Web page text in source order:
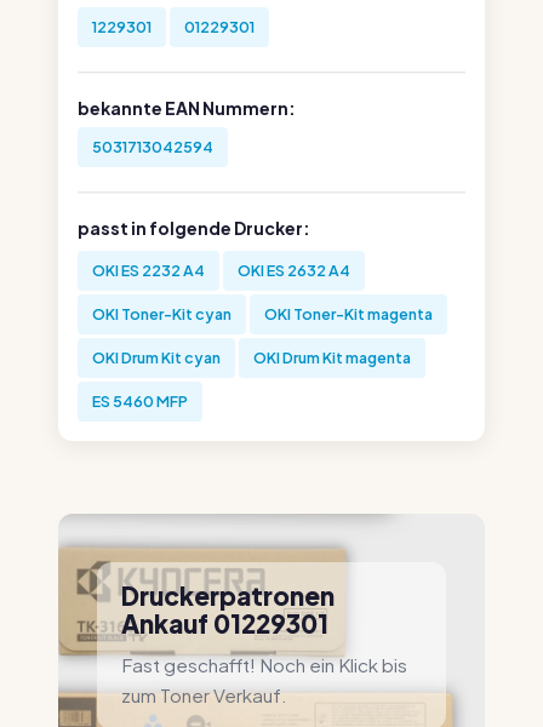
1229301 01229301
bekannte EAN Nummern:
5031713042594
passt in folgende Drucker:
OKI ES 2232 A4 OKI ES 2632 A4
OKI Toner-Kit cyan OKI Toner-Kit magenta
OKI Drum Kit cyan OKI Drum Kit magenta
ES 5460 MFP
Druckerpatronen
Ankauf 01229301
Fast geschafft! Noch ein Klick bis
zum Toner Verkauf.